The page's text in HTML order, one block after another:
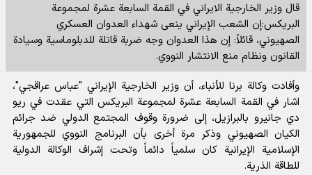
قال وزير الخارجية الايراني في القمة السابعة عشرة لمجموعة
البريكس:إن الشعب الإيراني ينعى شهداء العدوان العسكري
الصهیوني، قائلاً: إن هذا العدوان وجه ضربة قاتلة للدبلوماسية وسيادة
القانون ونظام منع الانتشار النووي.
وأفادت وكالة برنا للأنباء، أن وزير الخارجية الإيراني "عباس عراقجي"،
اشار في القمة السابعة عشرة لمجموعة البريكس التي عقدت في ريو
دي جانيرو بالبرازيل، إلى ضرورة وقوف المجتمع الدولي ضد جرائم
الکیان الصهيوني وذكر مرة أخرى بأن البرنامج النووي للجمهورية
الإسلامية الإيرانية كان سلمياً دائماً وتحت إشراف الوكالة الدولية
للطاقة الذرية.